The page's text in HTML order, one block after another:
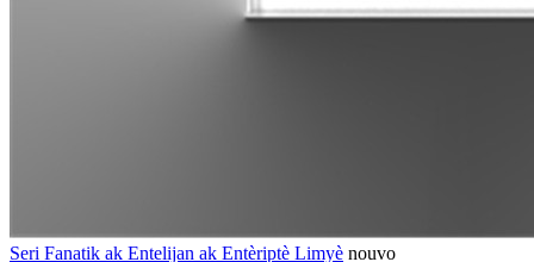
Seri Fanatik ak Entelijan ak Entèriptè Limyè nouvo